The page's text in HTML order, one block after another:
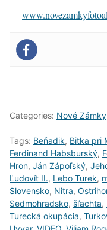
Categories: Nové Zámky
Tags: Beňadik, Bitka pri
Ferdinand Habsburský,
Hron, Ján Zápoľský,
Ľudovít II., Lebo Turek,
Slovensko, Nitra,
Sedmohradsko, šľachta,
Turecká okupácia,